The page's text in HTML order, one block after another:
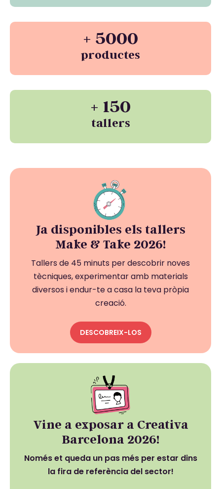
+ 5000
productes
+ 150
tallers
Ja disponibles els tallers
Make & Take 2026!
Tallers de 45 minuts per descobrir noves
tècniques, experimentar amb materials
diversos i endur-te a casa la teva pròpia
creació.
DESCOBREIX-LOS
Vine a exposar a Creativa
Barcelona 2026!
Només et queda un pas més per estar dins
la fira de referència del sector!